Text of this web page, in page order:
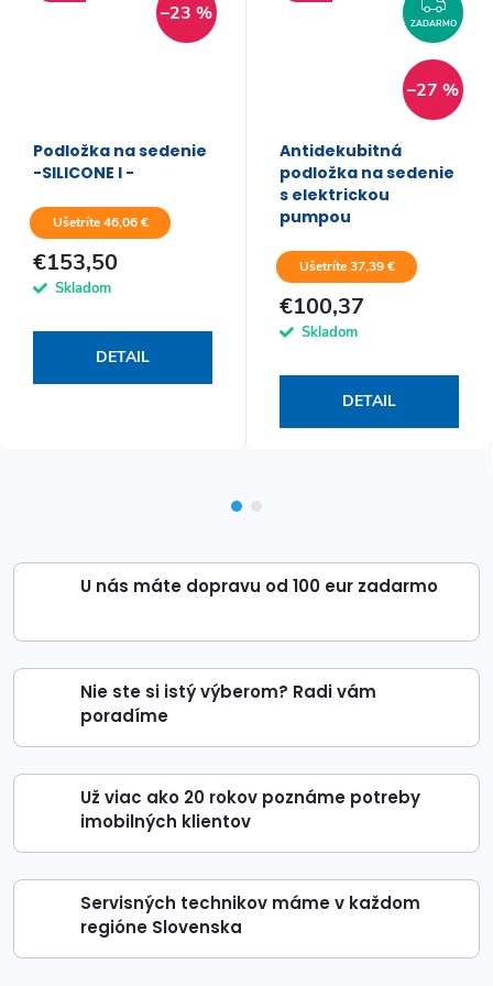
–23 %
Podložka na sedenie
-SILICONE I -
Ušetríte 46,06 €
€153,50
Skladom
DETAIL
ZADARMO
–27 %
Antidekubitná
podložka na sedenie
s elektrickou
pumpou
Ušetríte 37,39 €
€100,37
Skladom
DETAIL
U nás máte dopravu od 100 eur zadarmo
Nie ste si istý výberom? Radi vám
poradíme
Už viac ako 20 rokov poznáme potreby
imobilných klientov
Servisných technikov máme v každom
regióne Slovenska